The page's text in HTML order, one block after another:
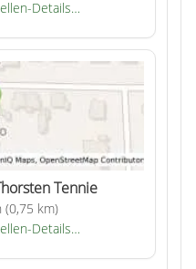
Details…
Tennie
(0,75 km)
Details…